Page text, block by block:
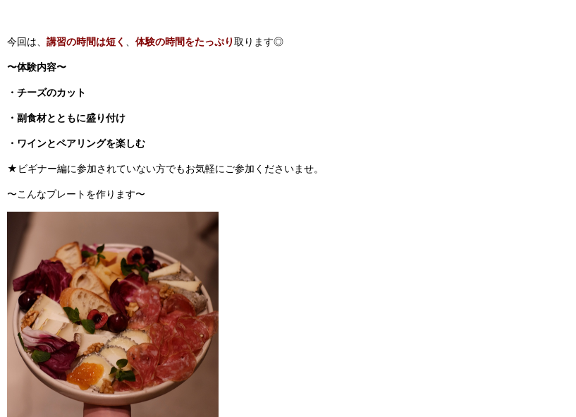
今回は、 講習の時間は短く 体験の時間をたっぷり取ります◎
〜体験内容〜
・チーズのカット
・副食材とともに盛り付け
・ワインとペアリングを楽しむ
★ビギナー編に参加されていない方でもお気軽にご参加くださいませ。
〜こんなプレートを作ります〜